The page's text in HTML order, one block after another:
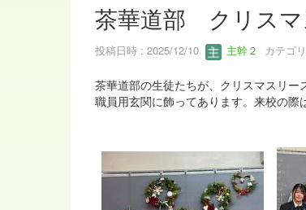
茶華道部 クリスマ
投稿日時 : 2025/12/10 主幹２ カテゴ
茶華道部の生徒たちが、クリスマスリー
職員用玄関に飾ってあります。来校の際